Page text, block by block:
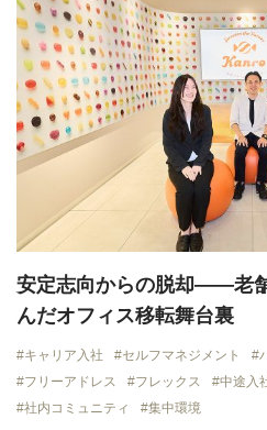
安定志向からの脱却——老
んだオフィス移転舞台裏
キャリア入社 セルフマネジメント
フリーアドレス
フレックス 中途入
社内コミュニティ
集中環境